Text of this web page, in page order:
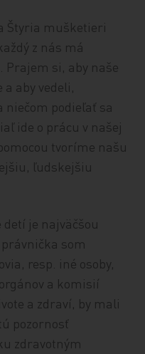
Štyria mušketieri
z nás má
Prajem si, aby naše
aby vedeli,
niečom podieľať sa
ide o prácu v našej
tvoríme našu
ľudskejšiu
je najväčšou
som
resp. iné osoby,
a komisií
a zdraví, by mali
pozornosť
zdravotným